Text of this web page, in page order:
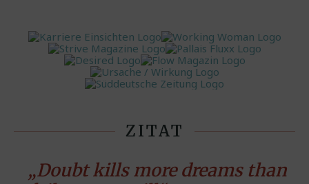
ZITAT
„Doubt kills more dreams than